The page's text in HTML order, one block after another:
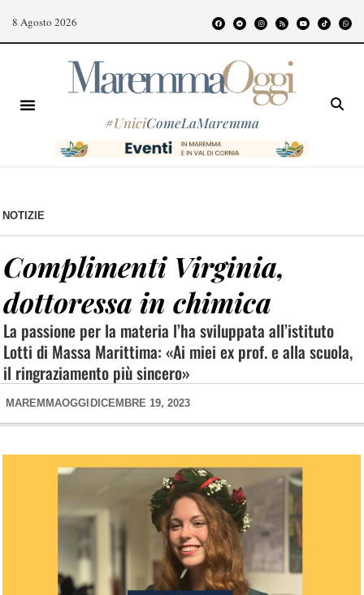
8 Agosto 2026
#UniciComeLaMaremma
NOTIZIE
Complimenti Virginia,
dottoressa in chimica
La passione per la materia l’ha sviluppata all’istituto
Lotti di Massa Marittima: «Ai miei ex prof. e alla scuola,
il ringraziamento più sincero»
MAREMMAOGGI DICEMBRE 19, 2023